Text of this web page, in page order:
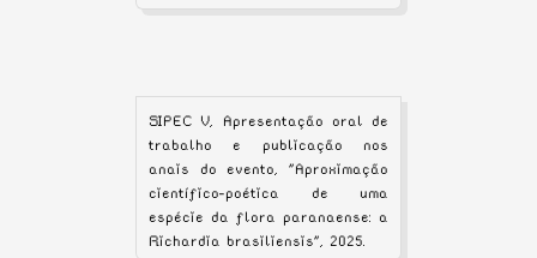
SIPEC V, Apresentação oral de
trabalho e publicação nos
anais do evento, "Aproximação
científico-poética de uma
espécie da flora paranaense: a
Richardia brasiliensis", 2025.